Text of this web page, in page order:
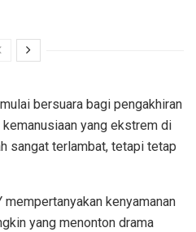
bersuara bagi pengakhiran
yang ekstrem di
sangat terlambat, tetapi tetap
mempertanyakan kenyamanan
yang menonton drama